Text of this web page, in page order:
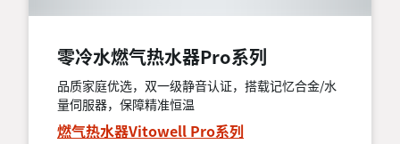
零冷水燃气热水器Pro系列
品质家庭优选，双一级静音认证，搭载记忆合金/水
量伺服器，保障精准恒温
燃气热水器Vitowell Pro系列